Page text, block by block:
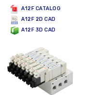
A12F CATALOG
A12F 2D CAD
A12F 3D CAD